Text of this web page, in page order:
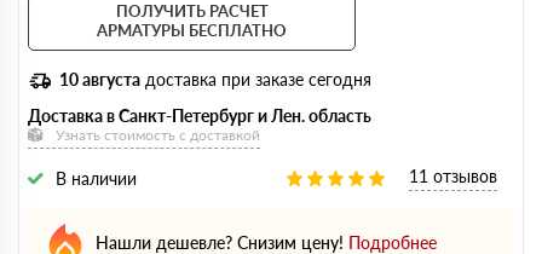
ПОЛУЧИТЬ РАСЧЕТ
АРМАТУРЫ БЕСПЛАТНО
10 августа доставка при заказе сегодня
Доставка в Санкт-Петербург и Лен. область
Узнать стоимость с доставкой
В наличии 11 отзывов
Нашли дешевле? Снизим цену! Подробнее